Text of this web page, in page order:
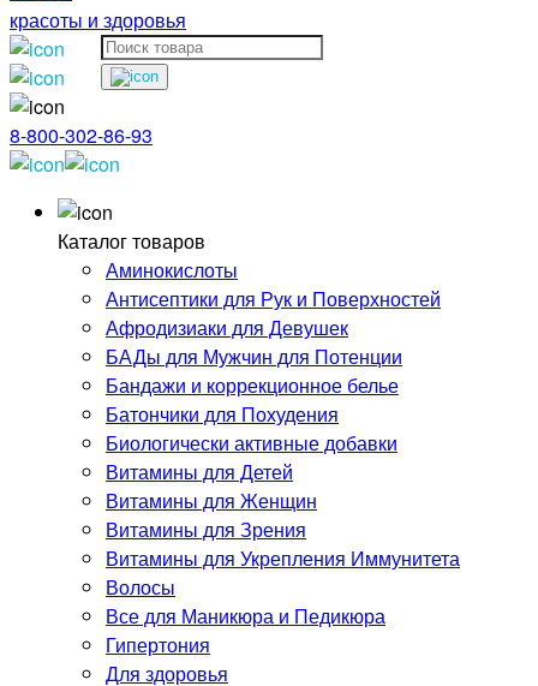
красоты и здоровья
8-800-302-86-93
Каталог товаров
Аминокислоты
Антисептики для Рук и Поверхностей
Афродизиаки для Девушек
БАДы для Мужчин для Потенции
Бандажи и коррекционное белье
Батончики для Похудения
Биологически активные добавки
Витамины для Детей
Витамины для Женщин
Витамины для Зрения
Витамины для Укрепления Иммунитета
Волосы
Все для Маникюра и Педикюра
Гипертония
Для здоровья